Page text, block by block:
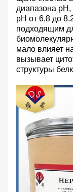
диапазона
pH от 6,8 до
подходящим
мало влияет
вызывает
структуры